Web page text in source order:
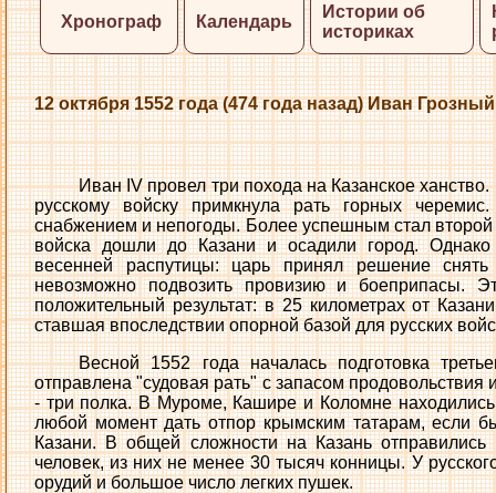
Хронограф Календарь
Истории об
историках
12 октября 1552 года (474 года назад) Иван
Иван IV провел три похода на Казанское
русскому войску примкнула рать горных
снабжением и непогоды. Более успешным стал второй
войска дошли до Казани и осадили город. Однако
весенней распутицы: царь принял решение
невозможно подвозить провизию и боеприпасы.
положительный результат: в 25 километрах от
ставшая впоследствии опорной базой для русских
Весной 1552 года началась подготовка
отправлена "судовая рать" с запасом продовольствия
- три полка. В Муроме, Кашире и Коломне находились
любой момент дать отпор крымским татарам, если
Казани. В общей сложности на Казань
человек, из них не менее 30 тысяч конницы. У
орудий и большое число легких пушек.